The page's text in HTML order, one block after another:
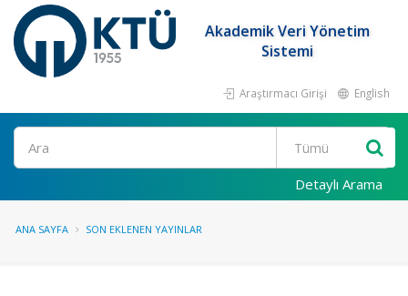
Akademik Veri Yönetim
Sistemi
Araştırmacı Girişi English
Ara
Detaylı Arama
ANA SAYFA SON EKLENEN YAYINLAR